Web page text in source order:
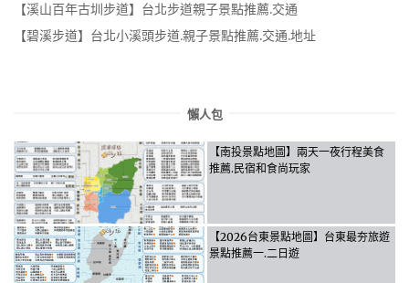
【溪山百年古圳步道】台北步道親子景點推薦.交通
【碧溪步道】台北小溪頭步道.親子景點推薦.交通.地址
懶人包
【南投景點地圖】兩天一夜行程美食
推薦.民宿和食尚玩家
【2026台東景點地圖】台東最夯旅遊
景點推薦一.二日遊